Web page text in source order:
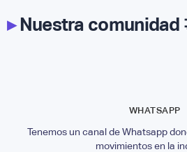
▸Nuestra comunidad
WHATSAPP
Tenemos un canal de Whatsapp
movimientos en la